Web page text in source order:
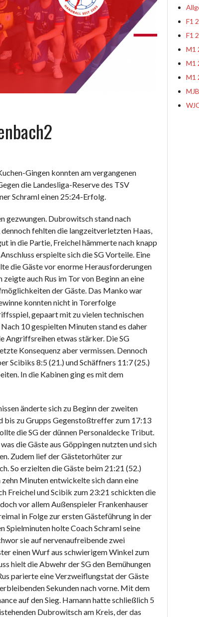
Gingen konnten am vergangenen
die Landesliga-Reserve des TSV
Schraml einen 25:24-Erfolg.
gezwungen. Dubrowitsch stand nach
fehlten die langzeitverletzten Haas,
in die Partie, Freichel hämmerte nach knapp
erspielte sich die SG Vorteile. Eine
die Gäste vor enorme Herausforderungen
auch Rus im Tor von Beginn an eine
der Gäste. Das Manko war
konnten nicht in Torerfolge
gepaart mit zu vielen technischen
10 gespielten Minuten stand es daher
Angriffsreihen etwas stärker. Die SG
Konsequenz aber vermissen. Dennoch
Scibiks 8:5 (21.) und Schäffners 11:7 (25.)
In die Kabinen ging es mit dem
änderte sich zu Beginn der zweiten
bis zu Grupps Gegenstoßtreffer zum 17:13
die SG der dünnen Personaldecke Tribut.
die Gäste aus Göppingen nutzten und sich
Zudem lief der Gästetorhüter zur
So erzielten die Gäste beim 21:21 (52.)
Minuten entwickelte sich dann eine
Freichel und Scibik zum 23:21 schickten die
vor allem Außenspieler Frankenhauser
in Folge zur ersten Gästeführung in der
Spielminuten holte Coach Schraml seine
sie auf nervenaufreibende zwei
einen Wurf aus schwierigem Winkel zum
hielt die Abwehr der SG den Bemühungen
parierte eine Verzweiflungstat der Gäste
Sekunden nach vorne. Mit dem
auf den Sieg. Hamann hatte schließlich 5
Dubrowitsch am Kreis, der das
F1
F1
M1
M1
M1